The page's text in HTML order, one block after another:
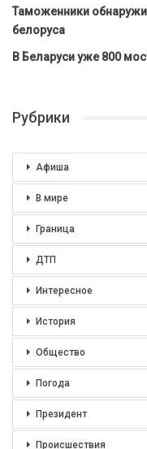
Таможенники
белоруса
В Беларуси уже 800
Рубрики
Афиша
В мире
Граница
ДТП
Интересное
История
Общество
Погода
Президент
Происшествия